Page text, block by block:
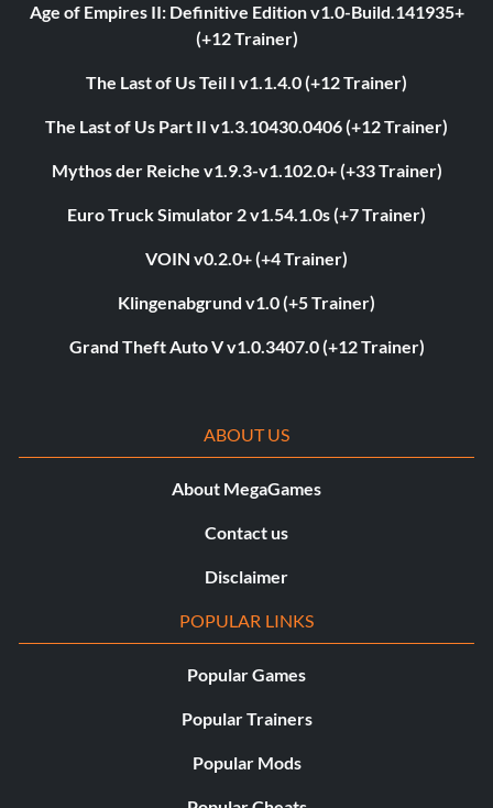
Age of Empires II: Definitive Edition v1.0-Build.141935+
(+12 Trainer)
The Last of Us Teil I v1.1.4.0 (+12 Trainer)
The Last of Us Part II v1.3.10430.0406 (+12 Trainer)
Mythos der Reiche v1.9.3-v1.102.0+ (+33 Trainer)
Euro Truck Simulator 2 v1.54.1.0s (+7 Trainer)
VOIN v0.2.0+ (+4 Trainer)
Klingenabgrund v1.0 (+5 Trainer)
Grand Theft Auto V v1.0.3407.0 (+12 Trainer)
ABOUT US
About MegaGames
Contact us
Disclaimer
POPULAR LINKS
Popular Games
Popular Trainers
Popular Mods